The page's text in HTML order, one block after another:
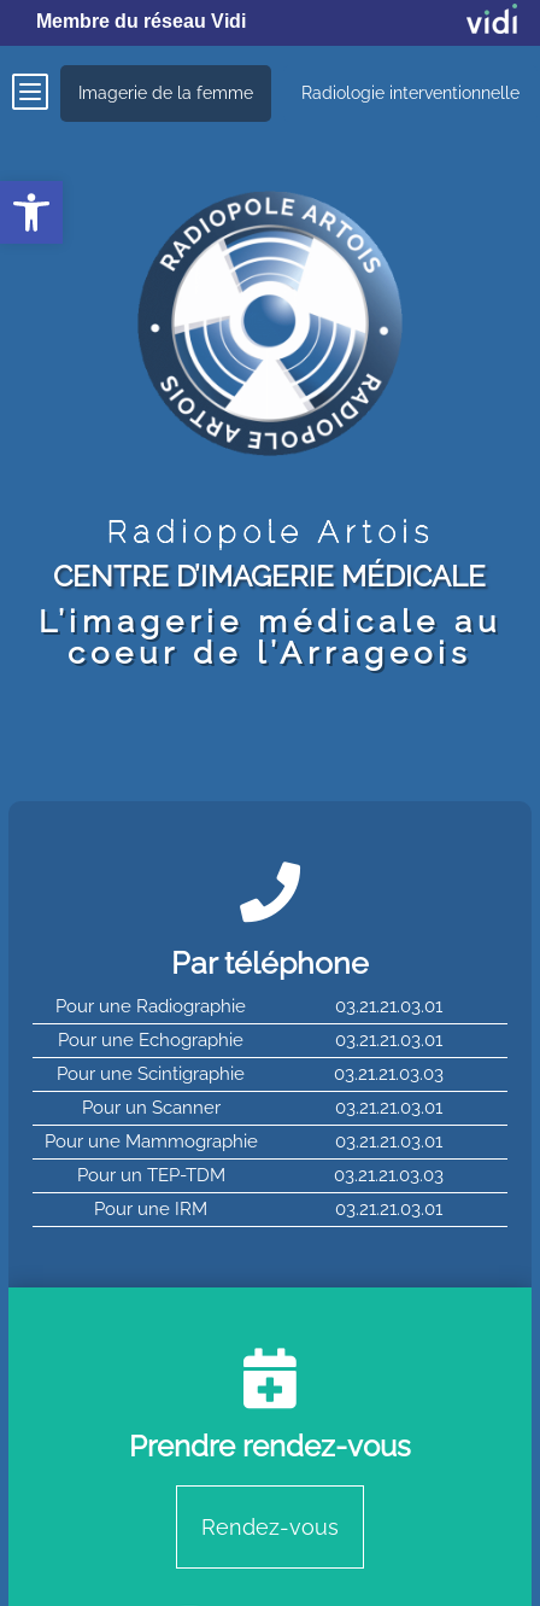
Membre du réseau Vidi
b Imagerie de la femme Radiologie interventionnelle
Radiopole Artois
CENTRE D’IMAGERIE MÉDICALE
L’imagerie médicale au
coeur de l’Arrageois

Par téléphone
Pour une Radiographie
03.21.21.03.01
Pour une Echographie
03.21.21.03.01
Pour une Scintigraphie
03.21.21.03.03
Pour un Scanner
03.21.21.03.01
Pour une Mammographie
03.21.21.03.01
Pour un TEP-TDM
03.21.21.03.03
Pour une IRM
03.21.21.03.01

Prendre rendez-vous
Rendez-vous
Ouvrir la barre d’outils